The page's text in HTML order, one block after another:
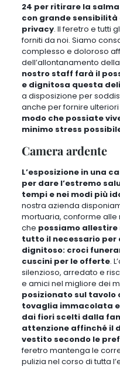
24 per ritirare la
con grande
privacy. Il feretro e tutti
forniti da noi. Siamo
complesso e doloroso
dell’allontanamento
nostro staff farà il
e dignitosa questa
a disposizione per
anche per fornire
modo che possiate
minimo stress
Camera ardente
L’esposizione in una
per dare l’estremo
tempi e nei modi più
nostra azienda
mortuaria, conforme
che possiamo
tutto il necessario per
dignitoso: croci
cuscini per le offerte.
silenzioso, arredato e
e amici nel migliore dei
posizionato sul tavolo
tovaglia immacolata
dai fiori scelti dalla
attenzione affinché il
vestito secondo le
feretro mantenga le
pulizia nel corso di tutta